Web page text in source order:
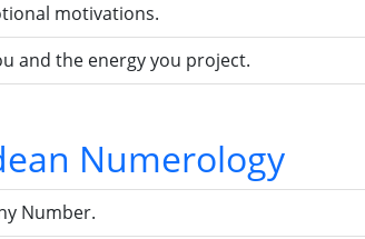
motivations.
and the energy you project.
Numerology
Number.